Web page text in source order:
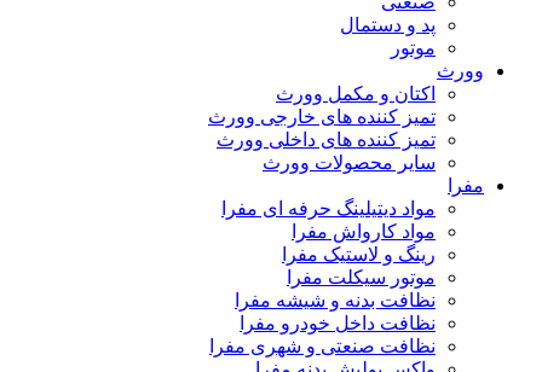
پد و دستمال
موتور
وورث
اکتان و مکمل وورث
تمیز کننده های خارجی وورث
تمیز کننده های داخلی وورث
سایر محصولات وورث
مفرا
مواد دیتیلینگ حرفه ای مفرا
مواد کارواش مفرا
رینگ و لاستیک مفرا
موتور سیکلت مفرا
نظافت بدنه و شیشه مفرا
نظافت داخل خودرو مفرا
نظافت صنعتی و شهری مفرا